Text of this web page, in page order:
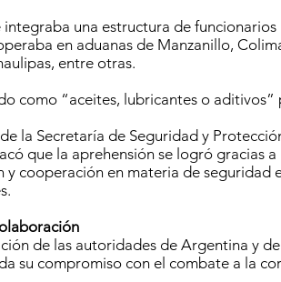
una estructura de
en aduanas de Manzanillo,
entre otras.
como “aceites, lubricantes o
la Secretaría de Seguridad y
que la aprehensión se logró gracias a
cooperación en materia de seguridad
de las autoridades de Argentina y de
su compromiso con el combate a la